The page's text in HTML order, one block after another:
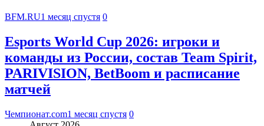
BFM.RU1 месяц спустя 0
Esports World Cup 2026: игроки и
команды из России, состав Team Spirit,
PARIVISION, BetBoom и расписание
матчей
Чемпионат.com1 месяц спустя 0